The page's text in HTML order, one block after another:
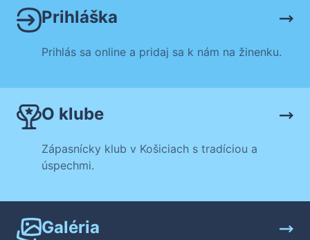
Prihláška
Prihlás sa online a pridaj sa k nám na žinenku.
O klube
Zápasnícky klub v Košiciach s tradíciou a
úspechmi.
Galéria